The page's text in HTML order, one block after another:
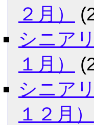
２月）
シニア
１月）
シニア
１２月）